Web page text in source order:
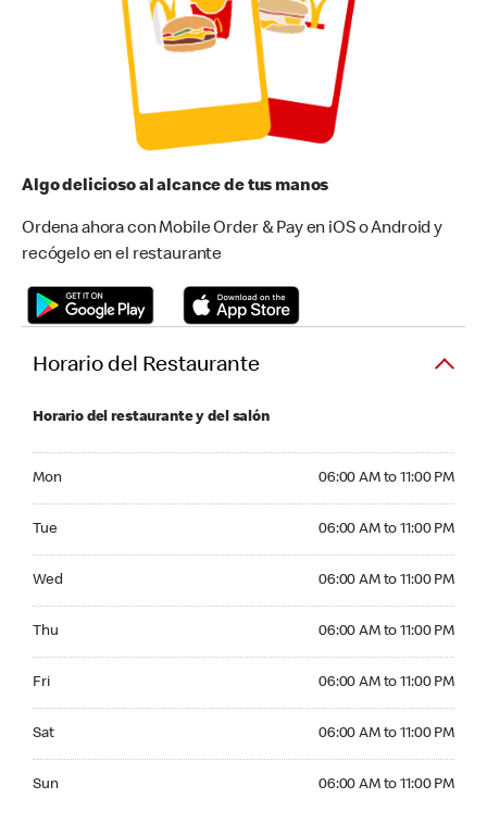
Algo delicioso al alcance de tus manos
Ordena ahora con Mobile Order & Pay en iOS o Android y
recógelo en el restaurante
Horario del Restaurante
Horario del restaurante y del salón
Mon 06:00 AM to 11:00 PM
Tue 06:00 AM to 11:00 PM
Wed 06:00 AM to 11:00 PM
Thu 06:00 AM to 11:00 PM
Fri 06:00 AM to 11:00 PM
Sat 06:00 AM to 11:00 PM
Sun 06:00 AM to 11:00 PM